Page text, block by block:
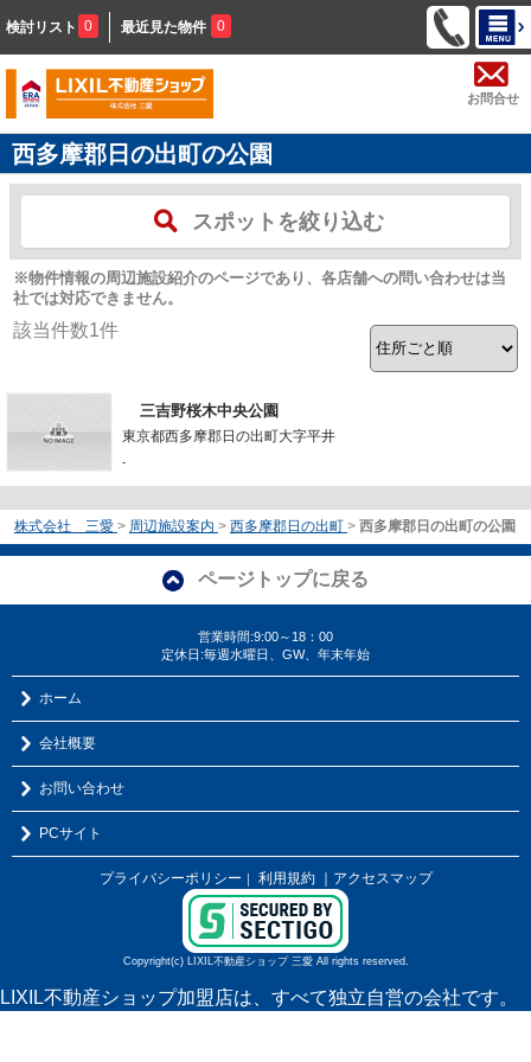
検討リスト 0 最近見た物件 0
お問合せ
西多摩郡日の出町の公園
スポットを絞り込む
※物件情報の周辺施設紹介のページであり、各店舗への問い合わせは当
社では対応できません。
該当件数1件
三吉野桜木中央公園
東京都西多摩郡日の出町大字平井
-
株式会社 三愛 > 周辺施設案内 > 西多摩郡日の出町 > 西多摩郡日の出町の公園
ページトップに戻る
営業時間:9:00～18：00
定休日:毎週水曜日、GW、年末年始
ホーム
会社概要
お問い合わせ
PCサイト
プライバシーポリシー 利用規約 ｜アクセスマップ
Copyright(c) LIXIL不動産ショップ 三愛 All rights reserved.
LIXIL不動産ショップ加盟店は、すべて独立自営の会社です。